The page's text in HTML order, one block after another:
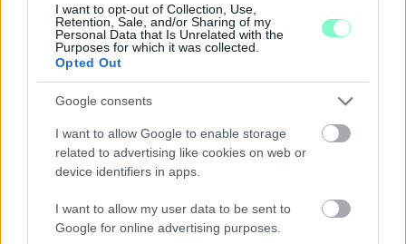
I want to opt-out of Collection, Use,
Retention, Sale, and/or Sharing of my
Personal Data that Is Unrelated with the
Purposes for which it was collected.
Opted Out
Google consents
I want to allow Google to enable storage
related to advertising like cookies on web or
device identifiers in apps.
I want to allow my user data to be sent to
Google for online advertising purposes.
hét második felére, a hőségriadó idején ráadásul a Várkazamata
– Kőtár is díjmentesen látogatható.